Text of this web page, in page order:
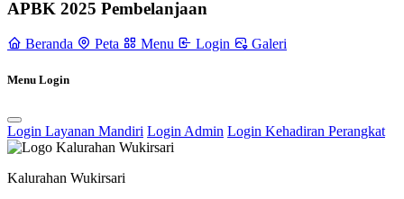
2021
Penyaluran Bansos Beras Tahap Ke-5 di Kalurahan Wukirsari
Carik Wukirsari Tinjau Penataan Lapangan Watuadeg 25 Mei 2022
APBK 2025 Pembelanjaan
Beranda Peta Menu Login Galeri
Menu Login
Login Layanan Mandiri Login Admin Login Kehadiran Perangkat
Kalurahan Wukirsari